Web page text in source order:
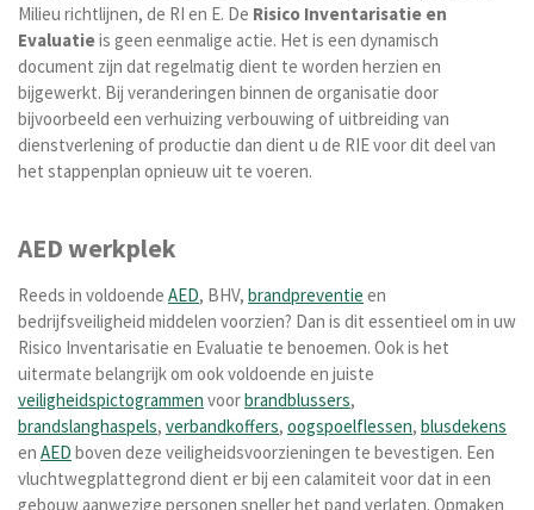
Milieu richtlijnen, de RI en E. De Risico Inventarisatie en
Evaluatieis geen eenmalige actie. Het is een dynamisch
document zijn dat regelmatig dient te worden herzien en
bijgewerkt. Bij veranderingen binnen de organisatie door
bijvoorbeeld een verhuizing verbouwing of uitbreiding van
dienstverlening of productie dan dient u de RIE voor dit deel van
het stappenplan opnieuw uit te voeren.
AED werkplek
Reeds in voldoende AED, BHV, brandpreventie en
bedrijfsveiligheid middelen voorzien? Dan is dit essentieel om in uw
Risico Inventarisatie en Evaluatie te benoemen. Ook is het
uitermate belangrijk om ook voldoende en juiste
veiligheidspictogrammen voorbrandblussers,
brandslanghaspels, verbandkoffers, oogspoelflessen, blusdekens
en AED boven deze veiligheidsvoorzieningen te bevestigen. Een
vluchtwegplattegrond dient er bij een calamiteit voor dat in een
gebouw aanwezige personen sneller het pand verlaten. Opmaken